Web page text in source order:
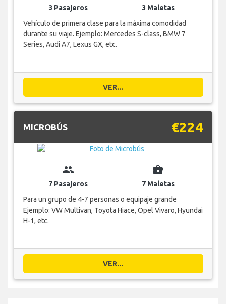
3 Pasajeros
3 Maletas
Vehículo de primera clase para la máxima comodidad
durante su viaje. Ejemplo: Mercedes S-class, BMW 7
Series, Audi A7, Lexus GX, etc.
VER...
MICROBÚS €224
group
7 Pasajeros
business_center
7 Maletas
Para un grupo de 4-7 personas o equipaje grande
Ejemplo: VW Multivan, Toyota Hiace, Opel Vivaro, Hyundai
H-1, etc.
VER...